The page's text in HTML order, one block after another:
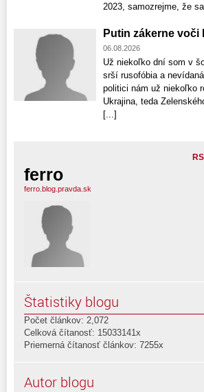
2023, samozrejme, že
Putin zákerne
06.08.2026
Už niekoľko dní som v
srší rusofóbia a
politici nám už niekoľko
Ukrajina, teda
[...]
ferro
ferro.blog.pravda.sk
Štatistiky blogu
Počet článkov: 2,072
Celková čítanosť: 15033141x
Priemerná čítanosť článkov: 7255x
Autor blogu